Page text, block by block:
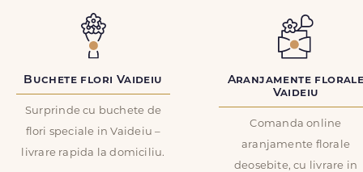
Buchete flori Vaideiu
Surprinde cu buchete de
flori speciale in Vaideiu –
livrare rapida la domiciliu.
Aranjamente
Vaideiu
Comanda online
aranjamente florale
deosebite, cu livrare in